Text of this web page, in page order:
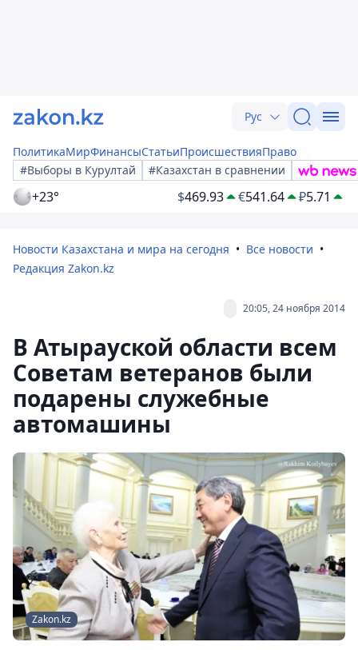
Рус
ПолитикаМирФинансыСтатьиПроисшествияПраво
#Выборы в Курултай
#Казахстан в сравнении
+23° $469.93 €541.64 ₽5.71
Новости Казахстана и мира на сегодня
Все новости
Редакция Zakon.kz
20:05, 24 ноября 2014
В Атырауской области всем
Советам ветеранов были
подарены служебные
автомашины
Zakon.kz